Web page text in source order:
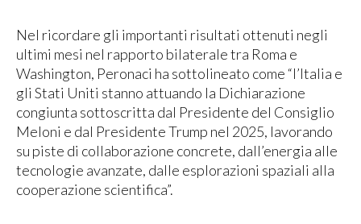
Nel ricordare gli importanti risultati ottenuti negli
ultimi mesi nel rapporto bilaterale tra Roma e
Washington, Peronaci ha sottolineato come “l’Italia e
gli Stati Uniti stanno attuando la Dichiarazione
congiunta sottoscritta dal Presidente del Consiglio
Meloni e dal Presidente Trump nel 2025, lavorando
su piste di collaborazione concrete, dall’energia alle
tecnologie avanzate, dalle esplorazioni spaziali alla
cooperazione scientifica”.